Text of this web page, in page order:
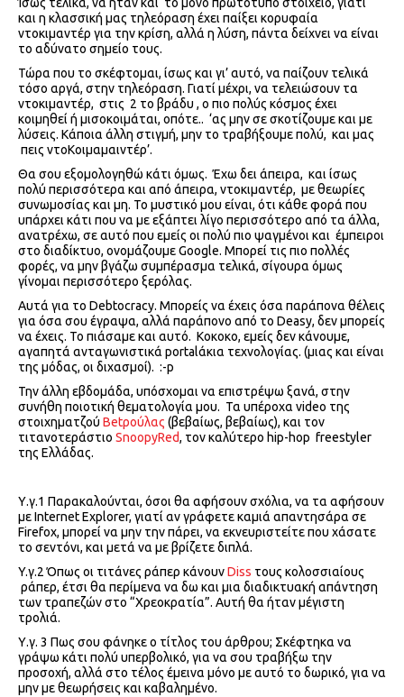
και η κλασσική μας τηλεόραση έχει παίξει κορυφαία
ντοκιμαντέρ για την κρίση, αλλά η λύση, πάντα δείχνει να είναι
το αδύνατο σημείο τους.
Τώρα που το σκέφτομαι, ίσως και γι’ αυτό, να παίζουν τελικά
τόσο αργά, στην τηλεόραση. Γιατί μέχρι, να τελειώσουν τα
ντοκιμαντέρ, στις 2 το βράδυ , ο πιο πολύς κόσμος έχει
κοιμηθεί ή μισοκοιμάται, οπότε.. ‘ας μην σε σκοτίζουμε και με
λύσεις. Κάποια άλλη στιγμή, μην το τραβήξουμε πολύ, και μας
πεις ντοΚοιμαμαιντέρ’.
Θα σου εξομολογηθώ κάτι όμως. Έχω δει άπειρα, και ίσως
πολύ περισσότερα και από άπειρα, ντοκιμαντέρ, με θεωρίες
συνωμοσίας και μη. Το μυστικό μου είναι, ότι κάθε φορά που
υπάρχει κάτι που να με εξάπτει λίγο περισσότερο από τα άλλα,
ανατρέχω, σε αυτό που εμείς οι πολύ πιο ψαγμένοι και έμπειροι
στο διαδίκτυο, ονομάζουμεGoogle. Μπορεί τις πιο πολλές
φορές, να μην βγάζω συμπέρασμα τελικά, σίγουρα όμως
γίνομαι περισσότερο ξερόλας.
Αυτά για το Debtocracy. Μπορείς να έχεις όσα παράπονα θέλεις
για όσα σου έγραψα, αλλά παράπονο από το Deasy, δεν μπορείς
να έχεις. Το πιάσαμε και αυτό. Κοκοκο, εμείς δεν κάνουμε,
αγαπητά ανταγωνιστικά portalάκια τεχνολογίας. (μιας και είναι
της μόδας, οι διχασμοί). :-p
Την άλλη εβδομάδα, υπόσχομαι να επιστρέψω ξανά, στην
συνήθη ποιοτική θεματολογία μου. Τα υπέροχα video της
στοιχηματζού Betρούλας (βεβαίως, βεβαίως), και τον
τιτανοτεράστιο SnoopyRed, τον καλύτερο hip-hop freestyler
της Ελλάδας.
Υ.γ.1 Παρακαλούνται, όσοι θα αφήσουν σχόλια, να τα αφήσουν
μεInternetExplorer, γιατί αν γράφετε καμιά απαντησάρα σε
Firefox, μπορεί να μην την πάρει, να εκνευριστείτε που χάσατε
το σεντόνι, και μετά να με βρίζετε διπλά.
Y.γ.2 Όπως οι τιτάνες ράπερ κάνουνDiss τους κολοσσιαίους
ράπερ, έτσι θα περίμενα να δω και μια διαδικτυακή απάντηση
των τραπεζών στο “Χρεοκρατία”. Αυτή θα ήταν μέγιστη
τρολιά.
Υ.γ. 3 Πως σου φάνηκε ο τίτλος του άρθρου; Σκέφτηκα να
γράψω κάτι πολύ υπερβολικό, για να σου τραβήξω την
προσοχή, αλλά στο τέλος έμεινα μόνο με αυτό το δωρικό, για να
μην με θεωρήσεις και καβαλημένο.